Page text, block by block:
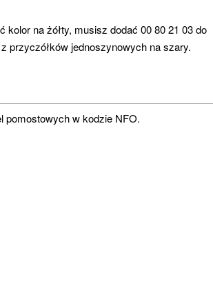
kolor na żółty, musisz dodać 00 80 21 03 do
przyczółków jednoszynowych na szary.
pomostowych w kodzie NFO.